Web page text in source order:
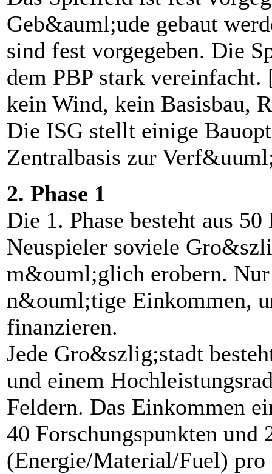
Geb&auml;ude gebaut
sind fest vorgegeben. Die
dem PBP stark
kein Wind, kein Basisbau,
Die ISG stellt einige
Zentralbasis zur
2. Phase 1
Die 1. Phase besteht aus
Neuspieler soviele
m&ouml;glich erobern.
n&ouml;tige Einkommen,
finanzieren.
Jede Gro&szlig;stadt
und einem
Feldern. Das Einkommen
40 Forschungspunkten und
(Energie/Material/Fuel)